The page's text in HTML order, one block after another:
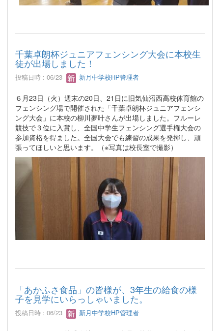
千葉卓朗杯ジュニアフェンシング大会に本校生
徒が出場しました！
投稿日時 : 06/23 新月中学校HP管理者
６月23日（火）週末の20日、21日に旧気仙沼西高校体育館の
フェンシング場で開催された「千葉卓朗杯ジュニアフェンシ
ング大会」に本校の柳川夢叶さんが出場しました。フルーレ
競技で３位に入賞し、全国中学生フェンシング選手権大会の
参加資格を得ました。全国大会でも練習の成果を発揮し、頑
張ってほしいと思います。（※写真は校長室で撮影）
「あかふさ食品」の皆様が、3年生の給食の様
子を見学にいらっしゃいました。
投稿日時 : 06/23 新月中学校HP管理者